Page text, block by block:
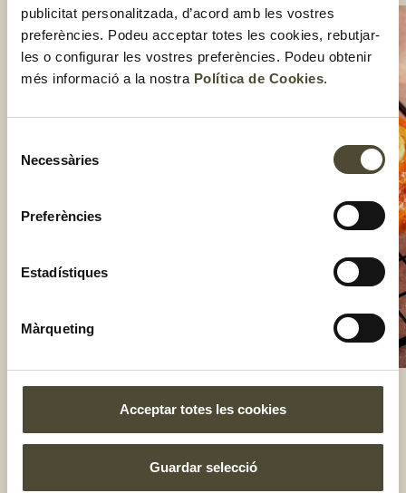
publicitat personalitzada, d’acord amb les vostres
preferències. Podeu acceptar totes les cookies, rebutjar-
les o configurar les vostres preferències. Podeu obtenir
més informació a la nostra Política de Cookies.
Necessàries
Preferències
Estadístiques
Màrqueting
Acceptar totes les cookies
Guardar selecció
El gust és nostre